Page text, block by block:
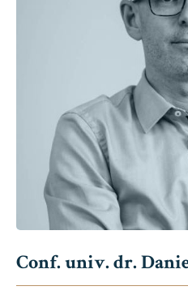
Conf. univ. dr.